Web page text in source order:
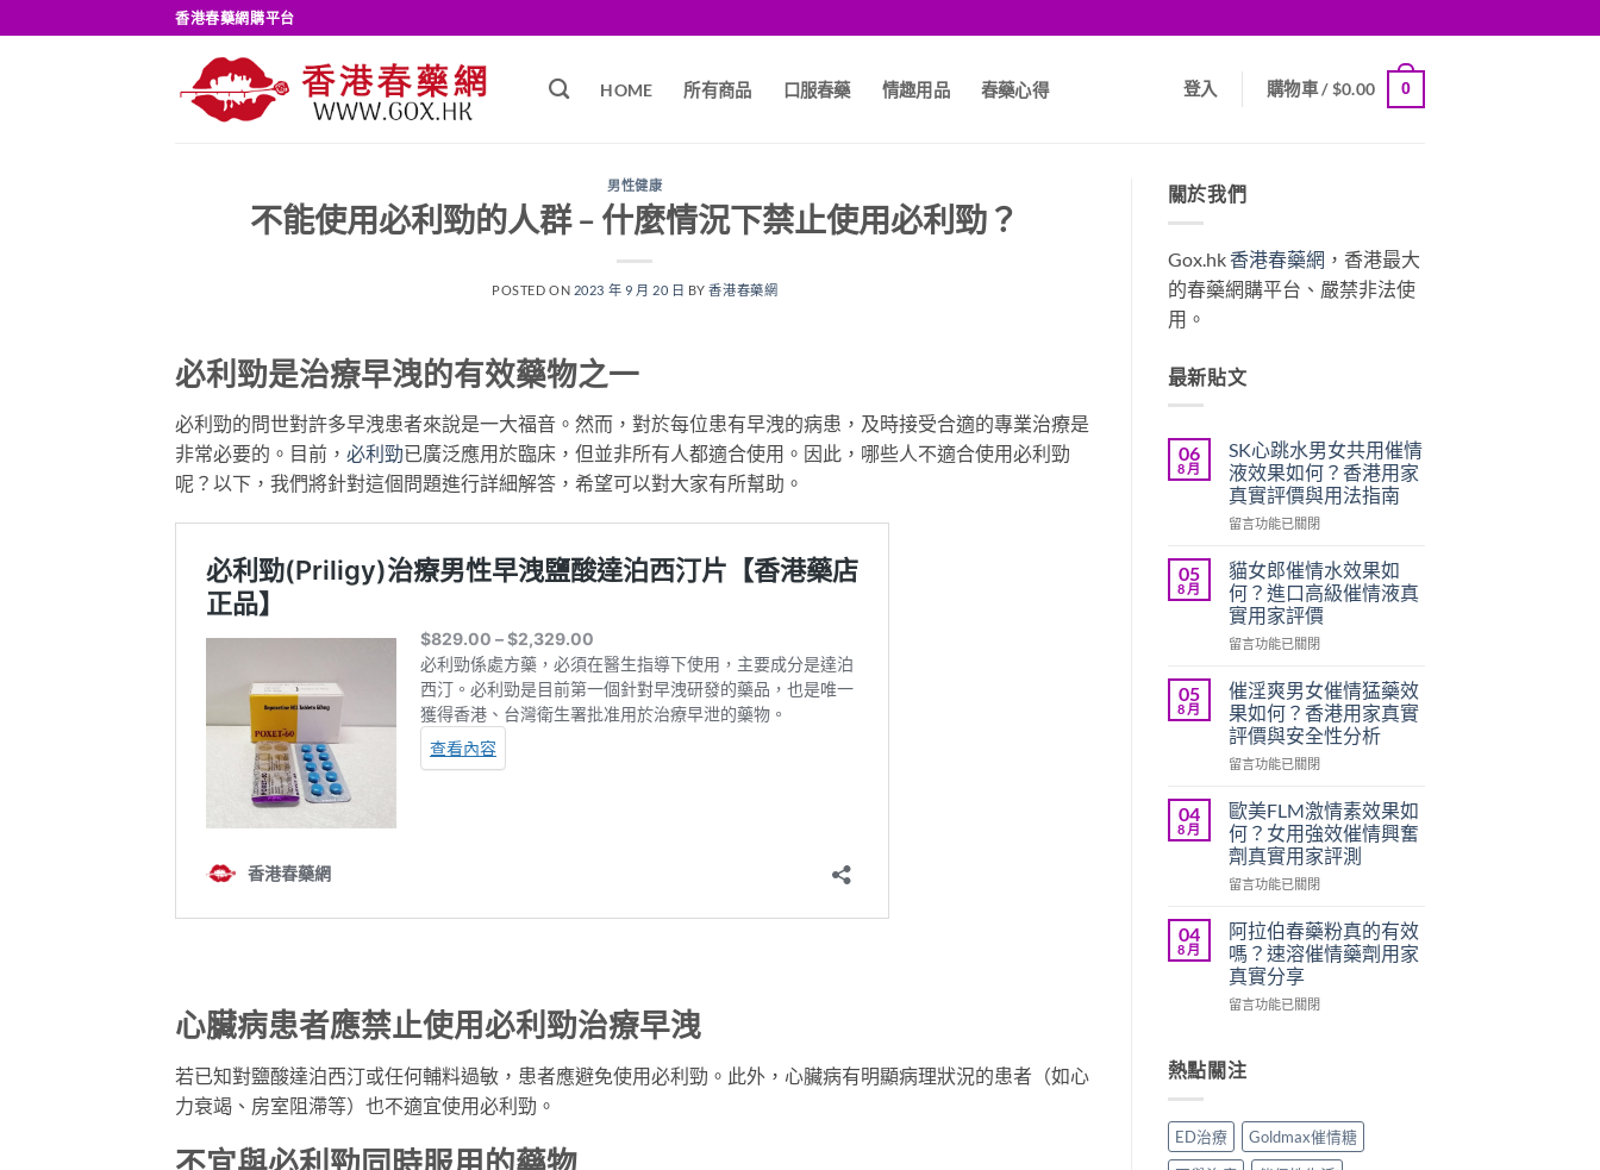
to
香港春藥網購平台
HOME 所有商品 口服春藥 情趣用品 春藥心得 登入 購物車 /$0.00 0
男性健康
不能使用必利勁的人群 – 什麼情況下禁止使用必利勁？
POSTED ON 2023 年 9 月 20 日 BY香港春藥網
必利勁是治療早洩的有效藥物之一
必利勁的問世對許多早洩患者來說是一大福音。然而，對於每位患有早洩的病患，及時接受合適的專業治療是
非常必要的。目前， 必利勁已廣泛應用於臨床，但並非所有人都適合使用。因此，哪些人不適合使用必利勁
呢？以下，我們將針對這個問題進行詳細解答，希望可以對大家有所幫助。
心臟病患者應禁止使用必利勁治療早洩
若已知對鹽酸達泊西汀或任何輔料過敏，患者應避免使用必利勁。此外，心臟病有明顯病理狀況的患者（如心
力衰竭、房室阻滯等）也不適宜使用必利勁。
關於我們
Gox.hk香港春藥網 ，香港最大
的春藥網購平台、嚴禁非法使
用。
最新貼文
06
8 月
SK心跳水男女共用催情
液效果如何？香港用家
真實評價與用法指南
在
心
跳
水
男
女
用
催
情
液
效
如
何？
香
港
用
真
實
評
價
與
指
留言功能已關閉
05
8 月
貓女郎催情水效果如
何？進口高級催情液真
實用家評價
在
女
郎
催
情
水
果
如
何？
進
口
級
催
情
液
真
家
中
留言功能已關閉
05
8 月
催淫爽男女催情猛藥效
果如何？香港用家真實
評價與安全性分析
在
淫
爽
男
女
催
猛
藥
效
果
如
港
真
實
留言功能已關閉
04
8 月
歐美FLM激情素效果如
何？女用強效催情興奮
劑真實用家評測
在
美
FLM
激
情
素
如
用
強
效
留言功能已關閉
04
8 月
阿拉伯春藥粉真的有效
嗎？速溶催情藥劑用家
真實分享
在
伯
春
粉
的
留言功能已關閉
熱點關注
ED治療
Goldmax催情糖